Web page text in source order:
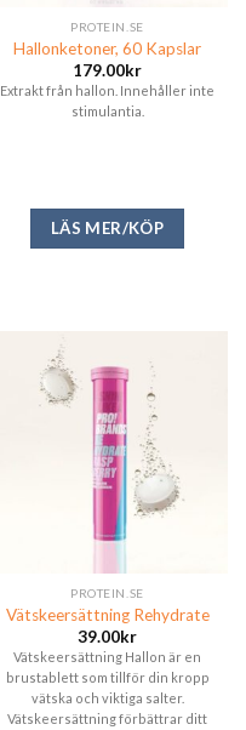
PROTEIN.SE
Hallonketoner, 60 Kapslar
179.00kr
Extrakt från hallon. Innehåller inte
stimulantia.
LÄS MER/KÖP
PROTEIN.SE
Vätskeersättning Rehydrate
39.00kr
Vätskeersättning Hallon är en
brustablett som tillför din kropp
vätska och viktiga salter.
Vätskeersättning förbättrar ditt